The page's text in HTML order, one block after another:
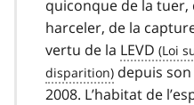
quiconque de la tuer,
harceler, de la
vertu de la LEVD
depuis
2008. L’habitat de